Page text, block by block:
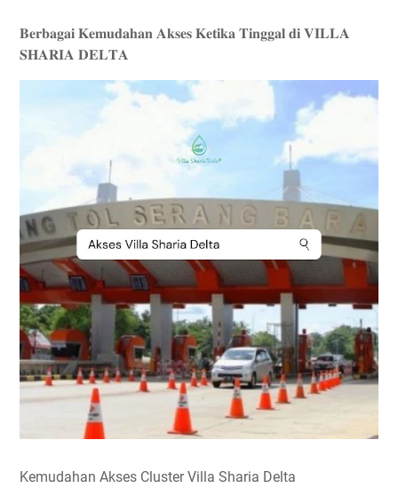
𝐁𝐞𝐫𝐛𝐚𝐠𝐚𝐢 𝐊𝐞𝐦𝐮𝐝𝐚𝐡𝐚𝐧 𝐀𝐤𝐬𝐞𝐬 𝐊𝐞𝐭𝐢𝐤𝐚 𝐓𝐢𝐧𝐠𝐠𝐚𝐥 𝐝𝐢 𝐕𝐈𝐋𝐋𝐀
𝐒𝐇𝐀𝐑𝐈𝐀 𝐃𝐄𝐋𝐓𝐀
Kemudahan Akses Cluster Villa Sharia Delta